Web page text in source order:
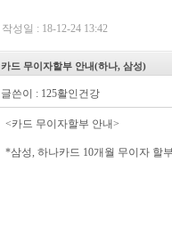
작성일 : 18-12-24 13:42
카드 무이자할부 안내(하나, 삼성)
글쓴이 : 125활인건강
<카드 무이자할부 안내>
*삼성, 하나카드 10개월 무이자 할